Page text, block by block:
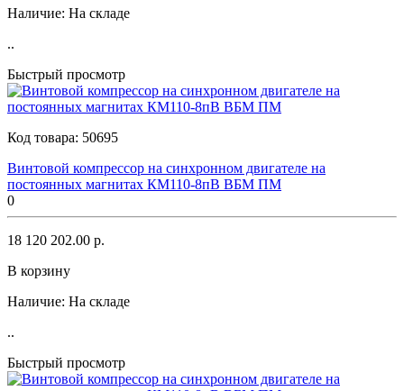
Наличие: На складе
..
Быстрый просмотр
Код товара: 50695
Винтовой компрессор на синхронном двигателе на
постоянных магнитах КМ110-8пВ ВБМ ПМ
0
18 120 202.00 р.
В корзину
Наличие: На складе
..
Быстрый просмотр